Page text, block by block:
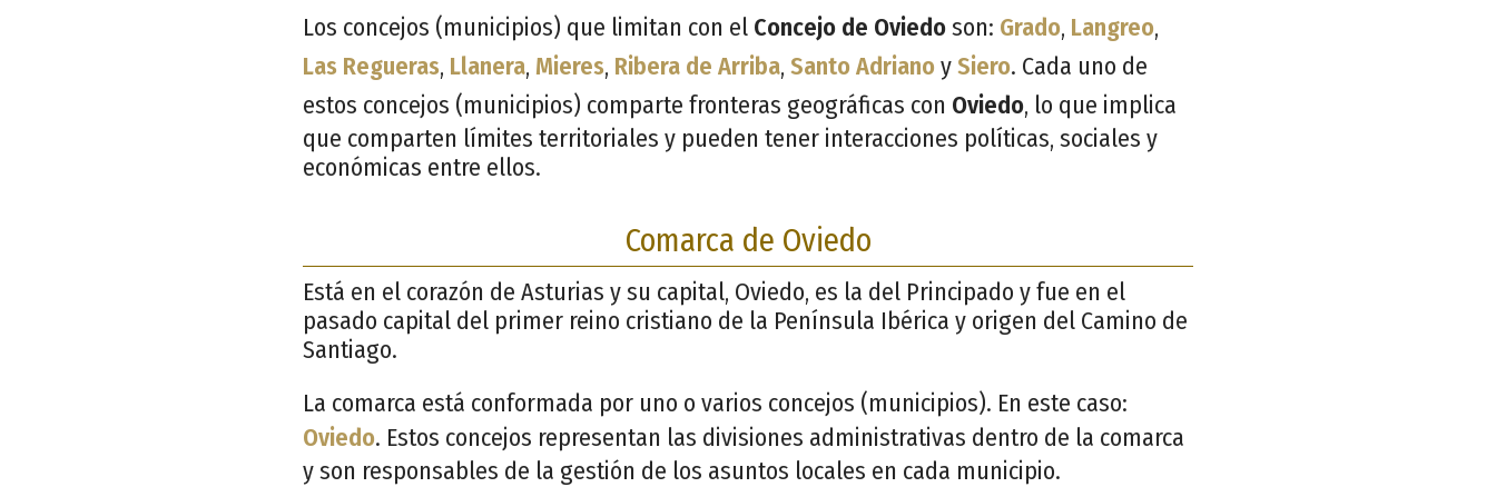
Los concejos (municipios) que limitan con el Concejo de Oviedoson: Grado, Langreo,
Las Regueras, Llanera, Mieres, Ribera de Arriba, Santo Adriano ySiero. Cada uno de
estos concejos (municipios) comparte fronteras geográficas con Oviedo, lo que implica
que comparten límites territoriales y pueden tener interacciones políticas, sociales y
económicas entre ellos.
Comarca de Oviedo
Está en el corazón de Asturias y su capital, Oviedo, es la del Principado y fue en el
pasado capital del primer reino cristiano de la Península Ibérica y origen del Camino de
Santiago.
La comarca está conformada por uno o varios concejos (municipios). En este caso:
Oviedo. Estos concejos representan las divisiones administrativas dentro de la comarca
y son responsables de la gestión de los asuntos locales en cada municipio.